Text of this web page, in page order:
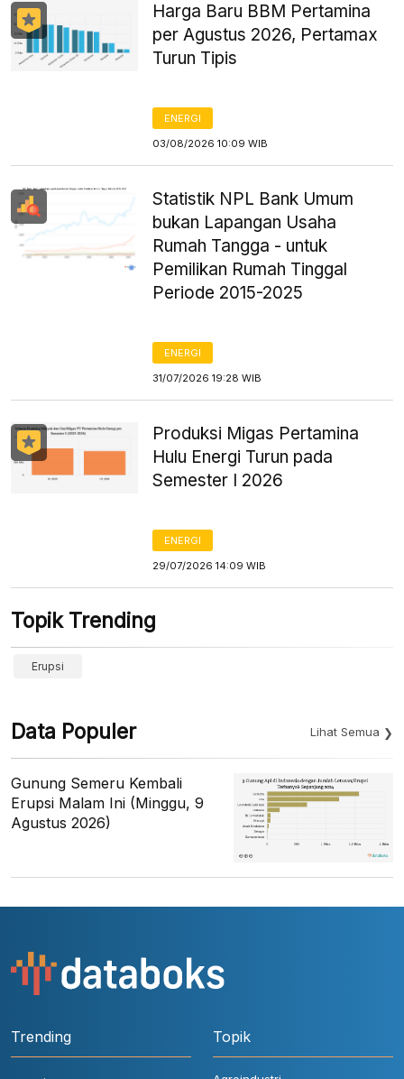
Harga Baru BBM Pertamina
per Agustus 2026, Pertamax
Turun Tipis
ENERGI
03/08/2026 10:09 WIB
Statistik NPL Bank Umum
bukan Lapangan Usaha
Rumah Tangga - untuk
Pemilikan Rumah Tinggal
Periode 2015-2025
ENERGI
31/07/2026 19:28 WIB
Produksi Migas Pertamina
Hulu Energi Turun pada
Semester I 2026
ENERGI
29/07/2026 14:09 WIB
Topik Trending
Erupsi
Data Populer Lihat Semua
Gunung Semeru Kembali
Erupsi Malam Ini (Minggu, 9
Agustus 2026)
Trending Topik